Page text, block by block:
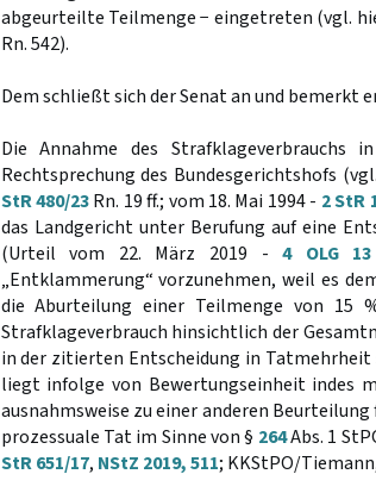
abgeurteilte Teilmenge − eingetreten (vgl.
Rn. 542).
Dem schließt sich der Senat an und bemerkt
Die Annahme des Strafklageverbrauchs
Rechtsprechung des Bundesgerichtshofs
StR 480/23Rn. 19 ff.; vom 18. Mai 1994 - 2 StR
das Landgericht unter Berufung auf eine
(Urteil vom 22. März 2019 -4 OLG
„Entklammerung“ vorzunehmen, weil es
die Aburteilung einer Teilmenge von 15
Strafklageverbrauch hinsichtlich der
in der zitierten Entscheidung in
liegt infolge von Bewertungseinheit indes
ausnahmsweise zu einer anderen
prozessuale Tat im Sinne von § 264Abs. 1
StR 651/17, NStZ 2019, 511; KKStPO/